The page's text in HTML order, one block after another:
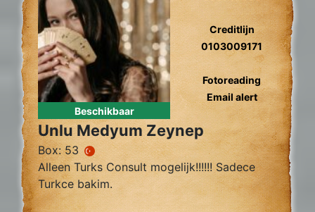
Beschikbaar
Creditlijn
0103009171
Fotoreading
Email alert
Unlu Medyum Zeynep
Box: 53
Alleen Turks Consult mogelijk!!!!!! Sadece
Turkce bakim.